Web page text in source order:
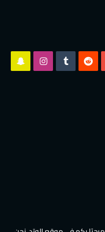
‫YouTube انستقرام